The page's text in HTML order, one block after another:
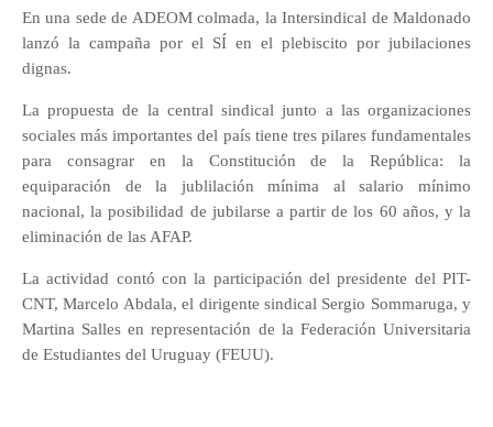
En una sede de ADEOM colmada, la Intersindical de Maldonado
lanzó la campaña por el SÍ en el plebiscito por jubilaciones
dignas.
La propuesta de la central sindical junto a las organizaciones
sociales más importantes del país tiene tres pilares fundamentales
para consagrar en la Constitución de la República: la
equiparación de la jublilación mínima al salario mínimo
nacional, la posibilidad de jubilarse a partir de los 60 años, y la
eliminación de las AFAP.
La actividad contó con la participación del presidente del PIT-
CNT, Marcelo Abdala, el dirigente sindical Sergio Sommaruga, y
Martina Salles en representación de la Federación Universitaria
de Estudiantes del Uruguay (FEUU).